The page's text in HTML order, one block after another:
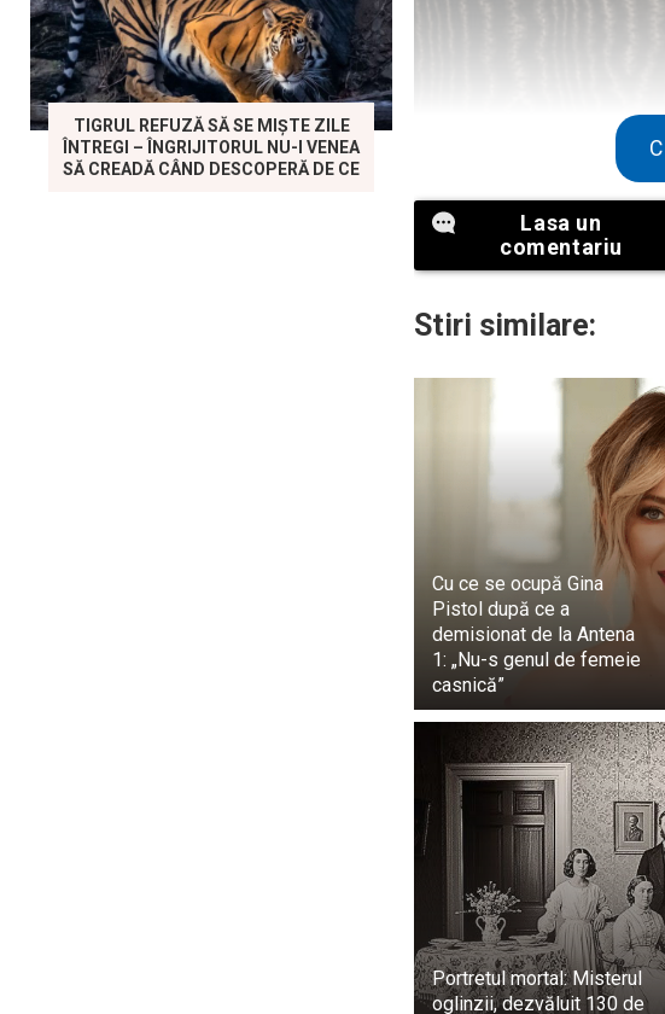
Lasa un
comentariu
Stiri similare:
Cu ce se ocupă Gina
Pistol după ce a
demisionat de la Antena
1: „Nu-s genul de femeie
casnică”
Portretul mortal: Misterul
oglinzii, dezvăluit 130 de
TIGRUL REFUZĂ SĂ SE MIȘTE ZILE
ÎNTREGI – ÎNGRIJITORUL NU-I VENEA
SĂ CREADĂ CÂND DESCOPERĂ DE CE